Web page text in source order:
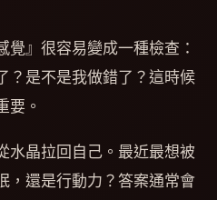
』很容易變成一種檢查：
？是不是我做錯了？這時候
要。
水晶拉回自己。最近最想被
，還是行動力？答案通常會